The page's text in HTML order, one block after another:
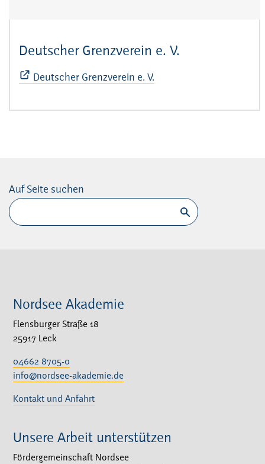
Deutscher Grenzverein e. V.
Deutscher Grenzverein e. V.
Auf Seite suchen
Suchen
Nordsee Akademie
Flensburger Straße 18
25917 Leck
04662 8705-0
info@nordsee-akademie.de
Kontakt und Anfahrt
Unsere Arbeit unterstützen
Fördergemeinschaft Nordsee